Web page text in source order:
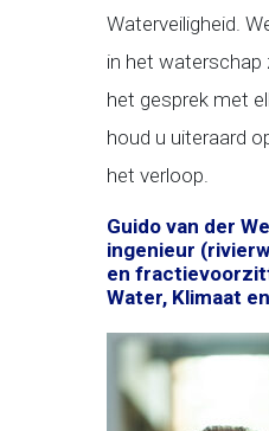
Waterveiligheid.
in het waterschap
het gesprek met
houd u uiteraard
het verloop.
Guido van der
ingenieur
en
Water, Klimaat